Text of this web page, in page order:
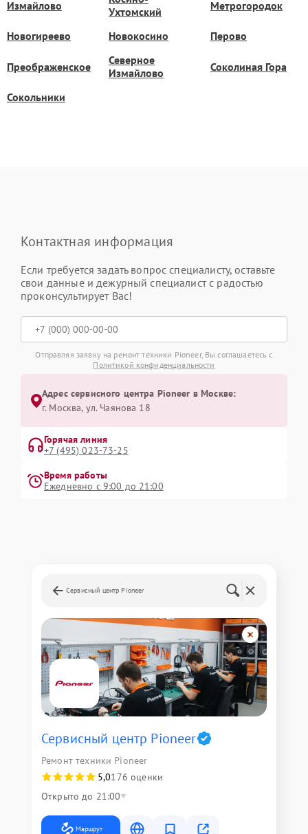
Измайлово
Ухтомский
Метрогородок
Новогиреево Новокосино Перово
Преображенское
Северное
Измайлово
Соколиная Гора
Сокольники
Контактная информация
Если требуется задать вопрос специалисту, оставьте
свои данные и дежурный специалист с радостью
проконсультирует Вас!
Отправляя заявку на ремонт техники Pioneer, Вы соглашаетесь с
Политикой конфиденциальности
Адрес сервисного центра Pioneer в Москве:
г. Москва, ул. Чаянова 18
Горячая линия
+7 (495) 023-73-25
Время работы
Ежедневно с 9:00 до 21:00
Сервисный центр Pioneer
Сервисный центр Pioneer
Ремонт техники Pioneer
5,0176 оценки
Открыто до 21:00
Маршрут